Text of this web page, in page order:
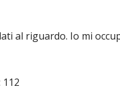
al riguardo. Io mi
112